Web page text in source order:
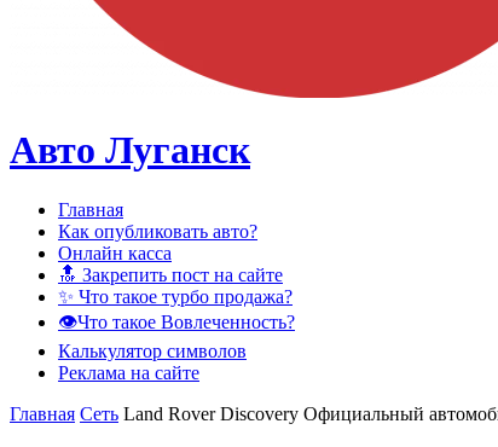
Авто Луганск
Главная
Как опубликовать авто?
Онлайн касса
🔝 Закрепить пост на сайте
✨ Что такое турбо продажа?
👁️Что такое Вовлеченность?
Калькулятор символов
Реклама на сайте
Главная Сеть Land Rover Discovery Официальный